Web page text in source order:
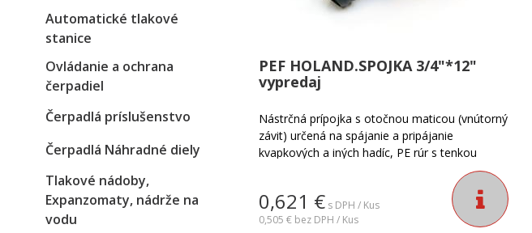
PEF HOLAND.SPOJKA 3/4"*12"
vypredaj
Nástrčná prípojka s otočnou maticou (vnútorný
závit) určená na spájanie a pripájanie
kvapkových a iných hadíc, PE rúr s tenkou
stenou a podobne. Pri inštalácii je potrebné
zaistenie pomocou poistného krúžku alebo
klasickej hadicovej spony.
0,621 € s DPH / Kus
0,505 € bez DPH / Kus
Automatické tlakové
stanice
Ovládanie a ochrana
čerpadiel
Čerpadlá príslušenstvo
Čerpadlá Náhradné diely
Tlakové nádoby,
Expanzomaty, nádrže na
vodu